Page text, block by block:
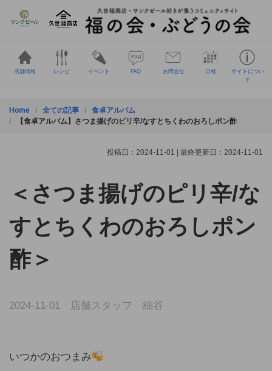
店舗情報 レシピ イベント FAQ お問合せ 日程
サイトについ
て
Home 全ての記事
食卓アルバム
【食卓アルバム】さつま揚げのピリ辛/なすとちくわのおろしポン酢
投稿日：2024-11-01 | 最終更新日：2024-11-01
＜さつま揚げのピリ辛/な
すとちくわのおろしポン
酢＞
2024-11-01 店舗スタッフ 細谷
いつかのおつまみ